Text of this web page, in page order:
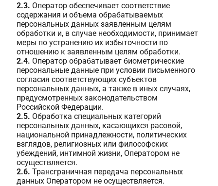
2.3. Оператор обеспечивает соответствие
содержания и объема обрабатываемых
персональных данных заявленным целям
обработки и, в случае необходимости, принимает
меры по устранению их избыточности по
отношению к заявленным целям обработки.
2.4. Оператор обрабатывает биометрические
персональные данные при условии письменного
согласия соответствующих субъектов
персональных данных, а также в иных случаях,
предусмотренных законодательством
Российской Федерации.
2.5. Обработка специальных категорий
персональных данных, касающихся расовой,
национальной принадлежности, политических
взглядов, религиозных или философских
убеждений, интимной жизни, Оператором не
осуществляется.
2.6. Трансграничная передача персональных
данных Оператором не осуществляется.